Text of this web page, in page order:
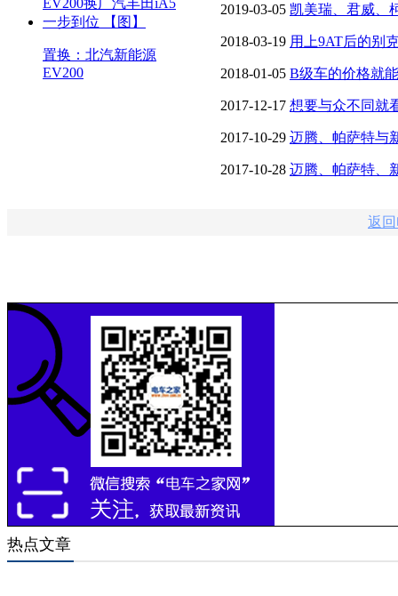
置换：北汽新能源
EV200
得入手？
2019-03-05 凯美瑞、君威、
期打算买车的看过来！
2018-03-19 用上9AT后的别
2018-01-05 B级车的价格就
2017-12-17 想要与众不同就
2017-10-29 迈腾、帕萨特与
2017-10-28 迈腾、帕萨特、
返
热点文章